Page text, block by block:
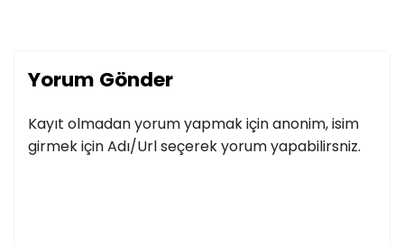
Yorum Gönder
Kayıt olmadan yorum yapmak için anonim, isim
girmek için Adı/Url seçerek yorum yapabilirsniz.